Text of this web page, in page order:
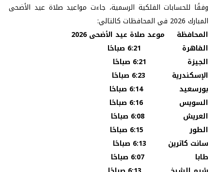
وفقًا للحسابات الفلكية الرسمية، جاءت مواعيد صلاة عيد الأضحى
المبارك 2026 في المحافظات كالتالي:
المحافظة موعد صلاة عيد الأضحى 2026
القاهرة 6:21 صباحًا
الجيزة 6:21 صباحًا
الإسكندرية 6:23 صباحًا
بورسعيد 6:14 صباحًا
السويس 6:16 صباحًا
العريش 6:08 صباحًا
الطور 6:15 صباحًا
سانت كاترين 6:13 صباحًا
طابا 6:07 صباحًا